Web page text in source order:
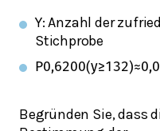
Y: Anzahl der
Stichprobe
P0,6200(y≥132)≈
Begründen Sie, dass